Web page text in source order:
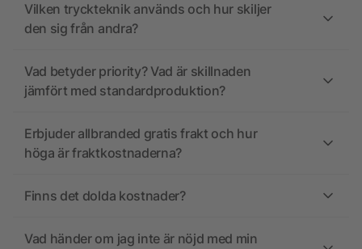
Vilken tryckteknik används och hur skiljer
den sig från andra?
Vad betyder priority? Vad är skillnaden
jämfört med standardproduktion?
Erbjuder allbranded gratis frakt och hur
höga är fraktkostnaderna?
Finns det dolda kostnader?
Vad händer om jag inte är nöjd med min